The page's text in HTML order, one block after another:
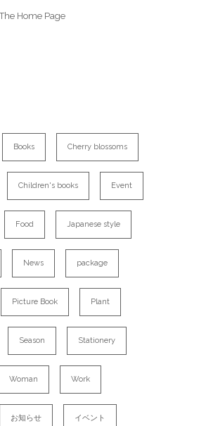
Home Page
Books Cherry blossoms
Children's books Event
Food Japanese style
News package
Picture Book Plant
Season Stationery
Woman Work
お知らせ イベント